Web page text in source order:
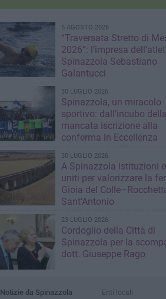
5 AGOSTO 2026
“Traversata Stretto di
2026”: l’impresa
Spinazzola Sebastiano
Galantucci
30 LUGLIO 2026
Spinazzola, un miracolo
sportivo: dall’incubo della
mancata iscrizione alla
conferma in Eccellenza
30 LUGLIO 2026
A Spinazzola istituzioni
uniti per valorizzare la
Gioia del
Sant'Antonio
23 LUGLIO 2026
Cordoglio della Città di
Spinazzola per la
dott. Giuseppe Rago
Notizie da Spinazzola
Enti locali